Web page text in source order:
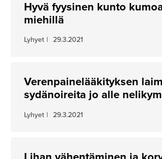
Hyvä fyysinen kunto
miehillä
Lyhyet | 29.3.2021
Verenpainelääkityksen
sydänoireita jo alle
Lyhyet | 29.3.2021